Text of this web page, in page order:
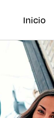
Inicio